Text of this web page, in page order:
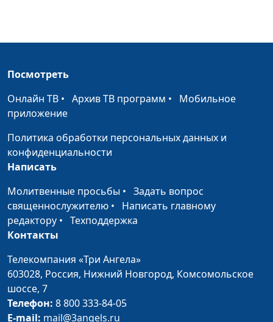
Александр Сахаров,
Измена
консультант по
Что угрожает семье
?
Мария Рожкова,
Александр Сахаров,
консультант по
Счастливая семья
Мария Рожкова, Евгений
священнослужитель
#27
Посмотреть
Онлайн ТВ • Архив ТВ программ • Мобильное
приложение
Политика обработки персональных данных и
конфиденциальности
Написать
Молитвенные просьбы • Задать вопрос
священнослужителю • Написать главному
редактору • Техподдержка
Контакты
Телекомпания «Три Ангела»
603028, Россия, Нижний Новгород, Комсомольское
шоссе, 7
Телефон: 8 800 333-84-05
E-mail: mail@3angels.ru